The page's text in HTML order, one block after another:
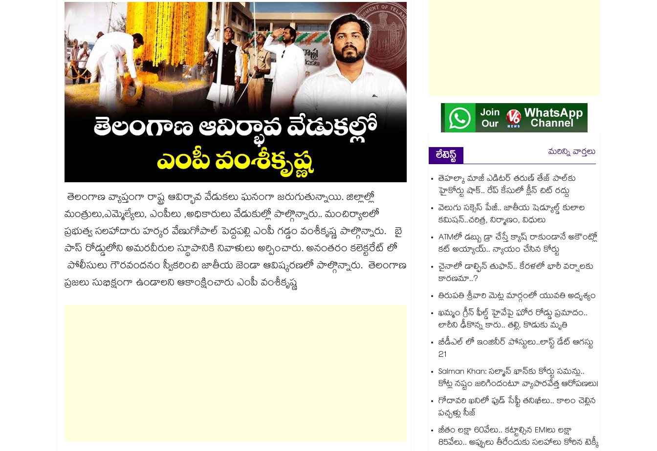
తెలంగాణ వ్యాప్తంగా రాష్ట్ర ఆవిర్భావ వేడుకలు ఘనంగా జరుగుతున్నాయి. జిల్లాల్లో
మంత్రులు,ఎమ్మెల్యేలు, ఎంపీలు ,అధికారులు వేడుకుల్లో పాల్గొన్నారు.. మంచిర్యాలలో
ప్రభుత్వ సలహాదారు హర్కర వేణుగోపాల్ పెద్దపల్లి ఎంపీ గడ్డం వంశీకృష్ణ పాల్గొన్నారు. బై
పాస్ రోడ్డులోని అమరవీరుల స్థూపానికి నివాళులు అర్పించారు. అనంతరం కలెక్టరేట్ లో
పోలీసులు గౌరవందనం స్వీకరించి జాతీయ జెండా ఆవిష్కరణలో పాల్గొన్నారు. తెలంగాణ
ప్రజలు సుభిక్షంగా ఉండాలని ఆకాంక్షించారు ఎంపీ వంశీకృష్ణ
లేటెస్ట్
మరిన్ని వార్తలు
తెహల్కా మాజీ ఎడిటర్ తరుణ్ తేజ్ పాల్⁭కు
హైకోర్టు షాక్.. రేప్ కేసులో క్లీన్ చిట్ రద్దు
వెలుగు సక్సెస్ పేజీ.. జాతీయ షెడ్యూల్డ్ కులాల
కమిషన్..చరిత్ర, నిర్మాణం, విధులు
ATMలో డబ్బు డ్రా చేస్తే క్యాష్ రాకుండానే అకౌంట్లో
కట్ అయ్యాయ్.. న్యాయం చేసిన కోర్టు
చైనాలో డాల్ఫిన్ తుఫాన్.. కేరళలో భారీ వర్షాలకు
కారణమా..?
తిరుపతి శ్రీవారి మెట్ల మార్గంలో యువతి అదృశ్యం
ఖమ్మం గ్రీన్ ఫీల్డ్ హైవేపై ఘోర రోడ్డు ప్రమాదం..
లారీని ఢీకొన్న కారు.. తల్లి, కొడుకు మృతి
బీడీఎల్ లో ఇంజినీర్ పోస్టులు..లాస్ట్ డేట్ ఆగస్టు
21
Salman Khan: సల్మాన్ ఖాన్‌కు కోర్టు సమన్లు..
కోట్ల నష్టం జరిగిందంటూ వ్యాపారవేత్త ఆరోపణలు!
గోదావరి ఖనిలో ఫుడ్ సేఫ్టీ తనిఖీలు.. కాలం చెల్లిన
పచ్చళ్లు సీజ్
జీతం లక్షా 60వేలు.. కట్టాల్సిన EMIలు లక్షా
85వేలు.. అప్పులు తీరేందుకు సలహాలు కోరిన టెక్కీ